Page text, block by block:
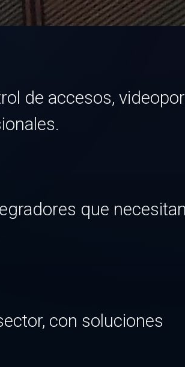
de accesos,
que necesitan
con soluciones